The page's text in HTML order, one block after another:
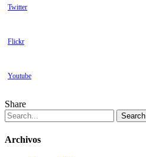
Twitter
Flickr
Youtube
Share
Search
Archivos